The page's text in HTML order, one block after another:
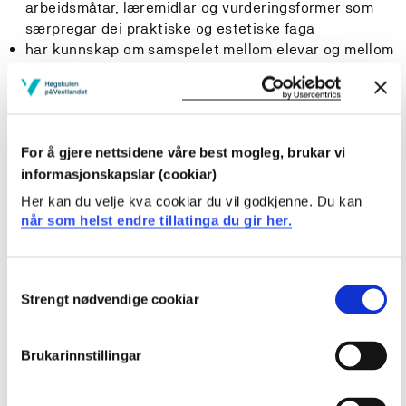
For å gjere nettsidene våre best mogleg, brukar vi
informasjonskapslar (cookiar)
Her kan du velje kva cookiar du vil godkjenne. Du kan
når som helst endre tillatinga du gir her.
Selection
Strengt nødvendige cookiar
Brukarinnstillingar
arbeidsmåtar, læremidlar og vurderingsformer som
særpregar dei praktiske og estetiske faga
har kunnskap om samspelet mellom elevar og mellom
teamarbeid og skule-heimsamarbeid
Ferdigheiter
Studenten
gjennomføre og vurdere undervisning i det praktiske
og estetiske faget, i tverrfagleg arbeid og utvikling av
kan legge til rette for utvikling av elevane sine
grunnleggande ferdigheiter i arbeidet med dei